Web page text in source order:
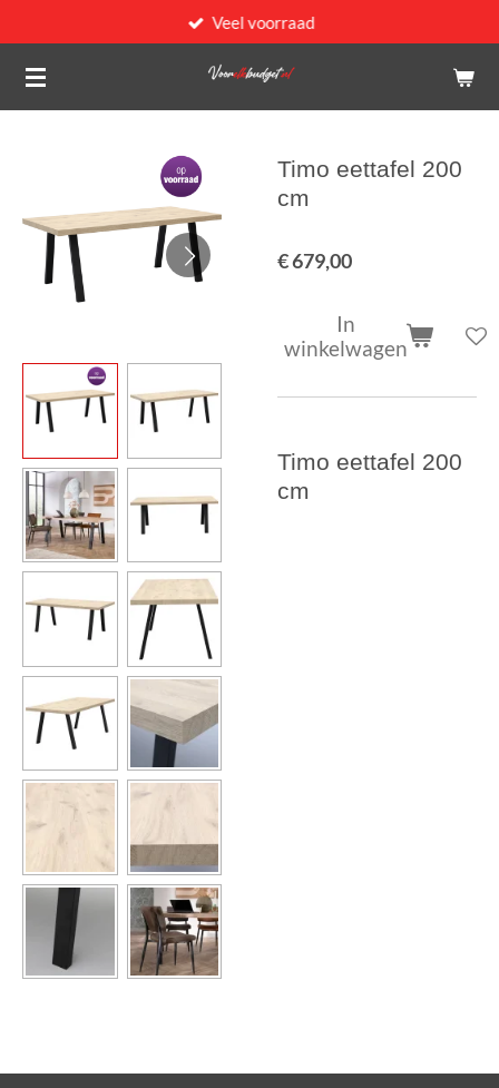
direct
naar
Veel voorraad
Timo eettafel 200
cm
€ 679,00
In
winkelwagen
Timo eettafel 200
cm